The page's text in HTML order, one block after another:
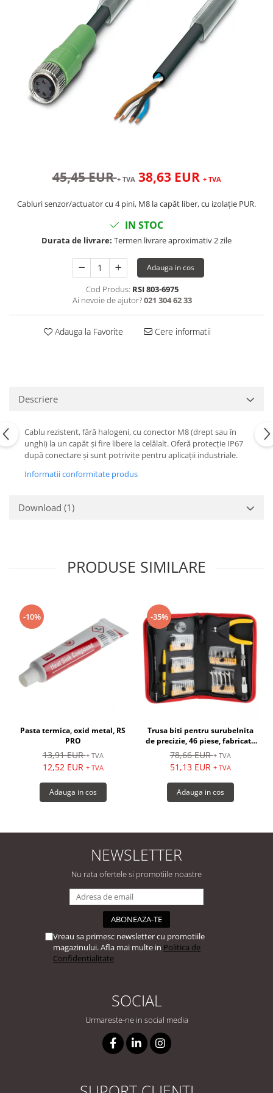
45,45 EUR+ TVA 38,63 EUR + TVA
Cabluri senzor/actuator cu 4 pini, M8 la capăt liber, cu izolație PUR.
IN STOC
Durata de livrare: Termen livrare aproximativ 2 zile
Adauga in cos
Cod Produs: RSI 803-6975
Ai nevoie de ajutor?021 304 62 33
Adauga la Favorite Cere informatii
Descriere
Cablu rezistent, fără halogeni, cu conector M8 (drept sau în
unghi) la un capăt și fire libere la celălalt. Oferă protecție IP67
după conectare și sunt potrivite pentru aplicații industriale.
Informatii conformitate produs
Download (1)
PRODUSE SIMILARE
-10%
Pasta termica, oxid metal, RS
PRO
13,91 EUR+ TVA
12,52 EUR + TVA
Adauga in cos
-35%
Trusa biti pentru surubelnita
de precizie, 46 piese, fabricate
din otel - RS PRO
78,66 EUR+ TVA
51,13 EUR + TVA
Adauga in cos
NEWSLETTER
Nu rata ofertele si promotiile noastre
Vreau sa primesc newsletter cu promotiile
magazinului. Afla mai multe in Politica de
Confidentialitate
SOCIAL
Urmareste-ne in social media